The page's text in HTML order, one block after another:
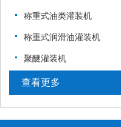
称重式油类灌装机
称重式润滑油灌装机
聚醚灌装机
查看更多